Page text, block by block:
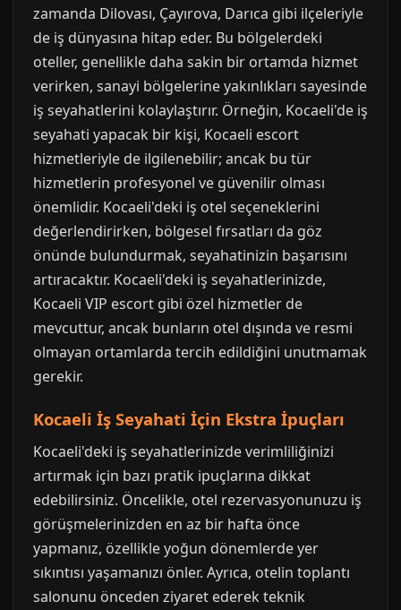
zamanda Dilovası, Çayırova, Darıca gibi ilçeleriyle
de iş dünyasına hitap eder. Bu bölgelerdeki
oteller, genellikle daha sakin bir ortamda hizmet
verirken, sanayi bölgelerine yakınlıkları sayesinde
iş seyahatlerini kolaylaştırır. Örneğin, Kocaeli'de iş
seyahati yapacak bir kişi, Kocaeli escort
hizmetleriyle de ilgilenebilir; ancak bu tür
hizmetlerin profesyonel ve güvenilir olması
önemlidir. Kocaeli'deki iş otel seçeneklerini
değerlendirirken, bölgesel fırsatları da göz
önünde bulundurmak, seyahatinizin başarısını
artıracaktır. Kocaeli'deki iş seyahatlerinizde,
Kocaeli VIP escort gibi özel hizmetler de
mevcuttur, ancak bunların otel dışında ve resmi
olmayan ortamlarda tercih edildiğini unutmamak
gerekir.
Kocaeli İş Seyahati İçin Ekstra İpuçları
Kocaeli'deki iş seyahatlerinizde verimliliğinizi
artırmak için bazı pratik ipuçlarına dikkat
edebilirsiniz. Öncelikle, otel rezervasyonunuzu iş
görüşmelerinizden en az bir hafta önce
yapmanız, özellikle yoğun dönemlerde yer
sıkıntısı yaşamanızı önler. Ayrıca, otelin toplantı
salonunu önceden ziyaret ederek teknik